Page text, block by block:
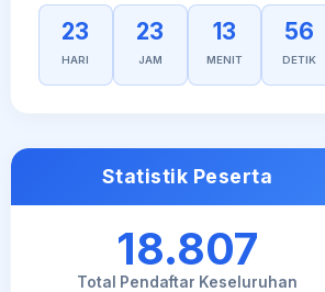
23
HARI
23
JAM
13
MENIT
55
DETIK
Statistik Peserta
18.807
Total Pendaftar Keseluruhan